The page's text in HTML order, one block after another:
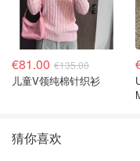
€81.00 €135.00
儿童V领纯棉针织衫
猜你喜欢